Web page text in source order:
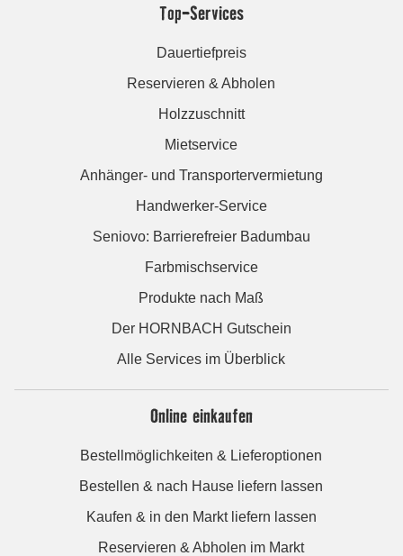
Top-Services
Dauertiefpreis
Reservieren & Abholen
Holzzuschnitt
Mietservice
Anhänger- und Transportervermietung
Handwerker-Service
Seniovo: Barrierefreier Badumbau
Farbmischservice
Produkte nach Maß
Der HORNBACH Gutschein
Alle Services im Überblick
Online einkaufen
Bestellmöglichkeiten & Lieferoptionen
Bestellen & nach Hause liefern lassen
Kaufen & in den Markt liefern lassen
Reservieren & Abholen im Markt